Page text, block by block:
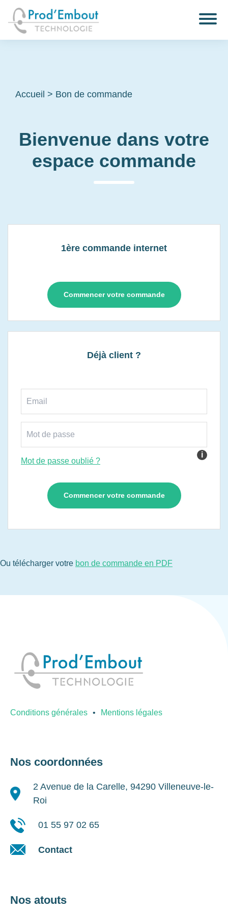
Accueil > Bon de commande
Bienvenue dans votre
espace commande
1ère commande internet
Commencer votre commande
Déjà client ?
i
Mot de passe oublié ?
Ou télécharger votre bon de commande en PDF
Conditions générales Mentions légales
Nos coordonnées
2 Avenue de la Carelle, 94290 Villeneuve-le-
Roi
01 55 97 02 65
Contact
Nos atouts